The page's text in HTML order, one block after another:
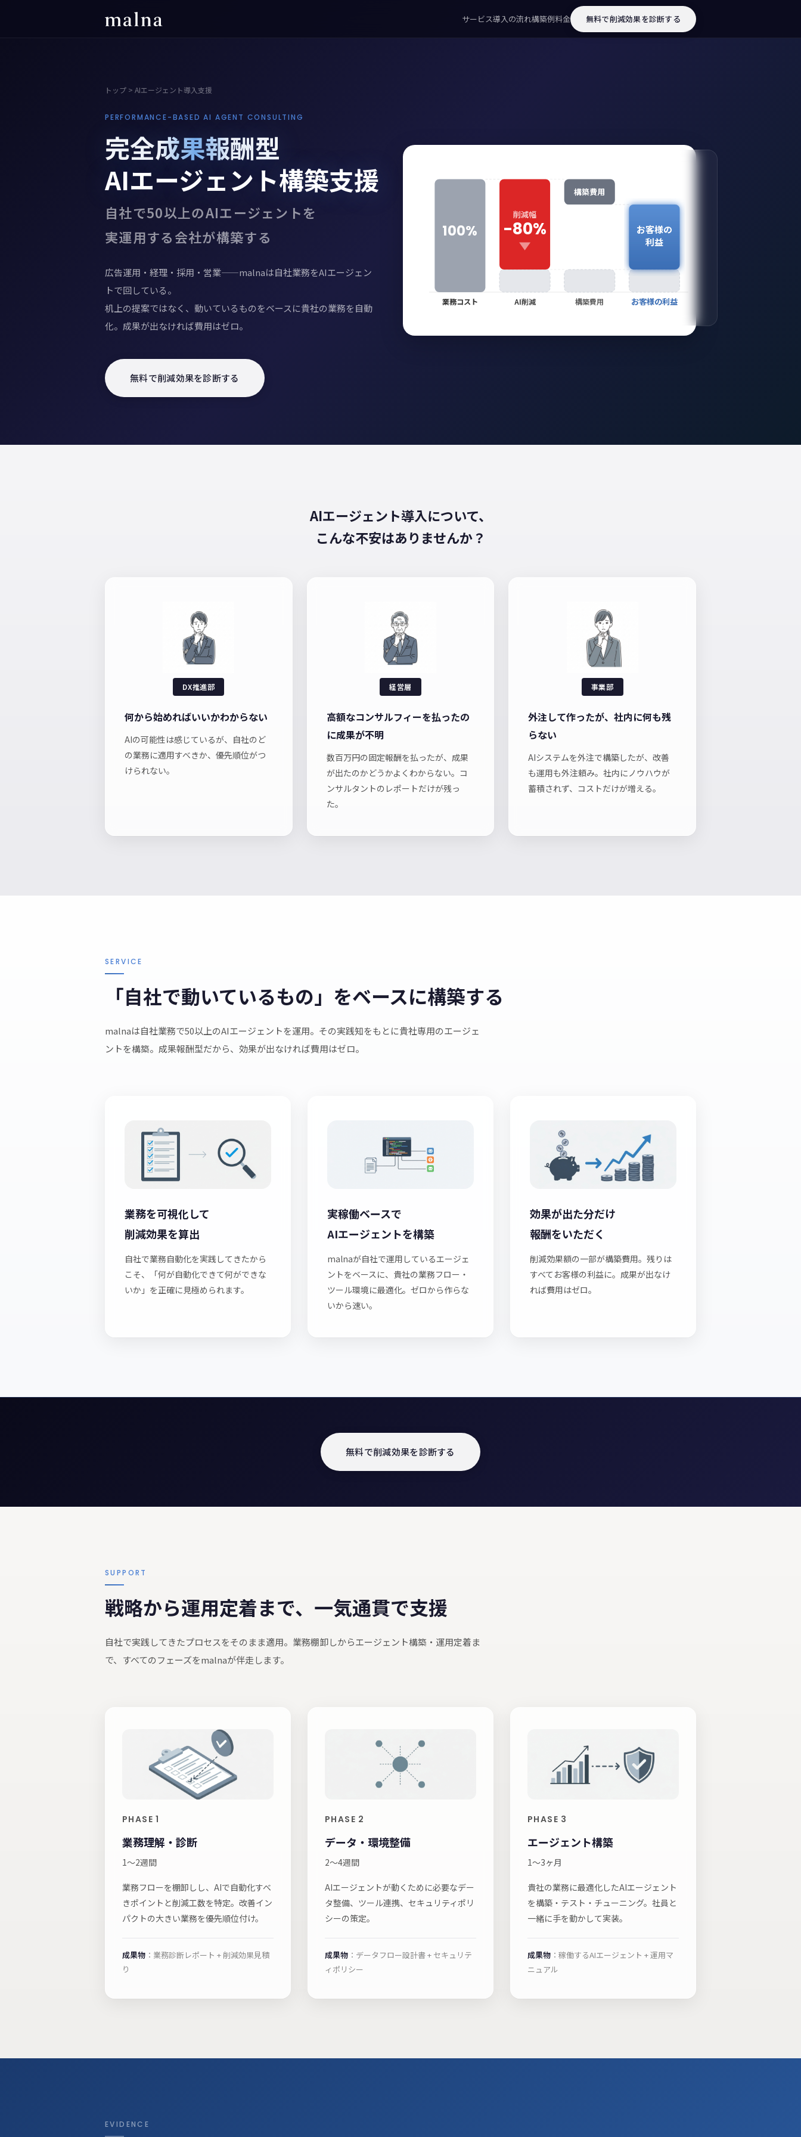
サービス導入の流れ構築例料金 無料で削減効果を診断する
トップ > AIエージェント導入支援
PERFORMANCE-BASED AI AGENT CONSULTING
完全成果報酬型
AIエージェント構築支援
自社で50以上のAIエージェントを
実運用する会社が構築する
広告運用・経理・採用・営業——malnaは自社業務をAIエージェン
トで回している。
机上の提案ではなく、動いているものをベースに貴社の業務を自動
化。成果が出なければ費用はゼロ。
無料で削減効果を診断する
100%
業務コスト
削減幅
-80%
AI削減
構築費用
構築費用
お客様の
利益
お客様の利益
AIエージェント導入について、
こんな不安はありませんか？
DX推進部
何から始めればいいかわからない
AIの可能性は感じているが、自社のど
の業務に適用すべきか、優先順位がつ
けられない。
経営層
高額なコンサルフィーを払ったの
に成果が不明
数百万円の固定報酬を払ったが、成果
が出たのかどうかよくわからない。コ
ンサルタントのレポートだけが残っ
た。
事業部
外注して作ったが、社内に何も残
らない
AIシステムを外注で構築したが、改善
も運用も外注頼み。社内にノウハウが
蓄積されず、コストだけが増える。
SERVICE
「自社で動いているもの」をベースに構築する
malnaは自社業務で50以上のAIエージェントを運用。その実践知をもとに貴社専用のエージェ
ントを構築。成果報酬型だから、効果が出なければ費用はゼロ。
業務を可視化して
削減効果を算出
自社で業務自動化を実践してきたから
こそ、「何が自動化できて何ができな
いか」を正確に見極められます。
実稼働ベースで
AIエージェントを構築
malnaが自社で運用しているエージェ
ントをベースに、貴社の業務フロー・
ツール環境に最適化。ゼロから作らな
いから速い。
効果が出た分だけ
報酬をいただく
削減効果額の一部が構築費用。残りは
すべてお客様の利益に。成果が出なけ
れば費用はゼロ。
無料で削減効果を診断する
SUPPORT
戦略から運用定着まで、一気通貫で支援
自社で実践してきたプロセスをそのまま適用。業務棚卸しからエージェント構築・運用定着ま
で、すべてのフェーズをmalnaが伴走します。
PHASE 1
業務理解・診断
1〜2週間
業務フローを棚卸しし、AIで自動化すべ
きポイントと削減工数を特定。改善イン
パクトの大きい業務を優先順位付け。
成果物 ：業務診断レポート + 削減効果見積
り
PHASE 2
データ・環境整備
2〜4週間
AIエージェントが動くために必要なデー
タ整備、ツール連携、セキュリティポリ
シーの策定。
成果物 ：データフロー設計書 + セキュリテ
ィポリシー
PHASE 3
エージェント構築
1〜3ヶ月
貴社の業務に最適化したAIエージェント
を構築・テスト・チューニング。社員と
一緒に手を動かして実装。
成果物 ：稼働するAIエージェント + 運用マ
ニュアル
EVIDENCE